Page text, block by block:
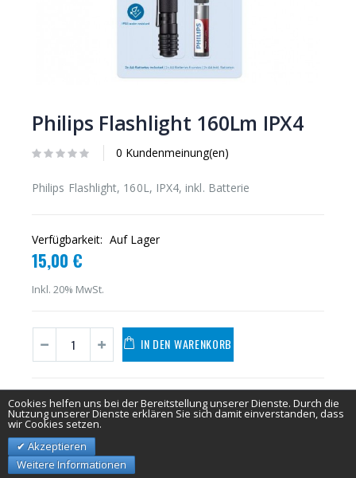
Philips Flashlight 160Lm IPX4
0 Kundenmeinung(en)
Philips Flashlight, 160L, IPX4, inkl. Batterie
Verfügbarkeit: Auf Lager
15,00 €
Inkl. 20% MwSt.
IN DEN WARENKORB
Cookies helfen uns bei der Bereitstellung unserer Dienste. Durch die
Nutzung unserer Dienste erklären Sie sich damit einverstanden, dass
wir Cookies setzen.
Akzeptieren
Weitere Informationen